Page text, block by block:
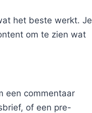
het beste werkt. Je
om te zien wat
een commentaar
of een pre-